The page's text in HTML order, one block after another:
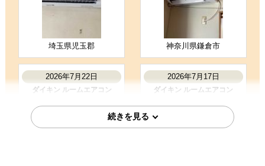
お客様の声をもっと見る
埼玉県児玉郡 神奈川県鎌倉市
2026年7月22日
ダイキン ルームエアコン
2026年7月17日
ダイキン ルームエアコン